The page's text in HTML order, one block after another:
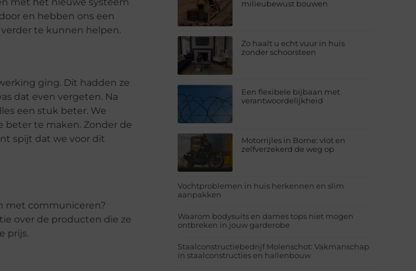
en hebben ons een
te kunnen helpen.
ging. Dit hadden ze
dat even vergeten. Na
een stuk beter. We
beter te maken. Zonder de
spijt dat we voor dit
met communiceren?
over de producten die ze
prijs.
milieubewust bouwen
Zo haalt u echt vuur in huis
zonder schoorsteen
Een flexibele bijbaan met
verantwoordelijkheid
Motorrijles in Borne: vlot en
zelfverzekerd de weg op
Vochtproblemen in huis herkennen en slim
aanpakken
Waarom bodysuits en dames tops niet mogen
ontbreken in jouw garderobe
Staalconstructiebedrijf Molenschot: Vakmanschap
in staalconstructies en hallenbouw